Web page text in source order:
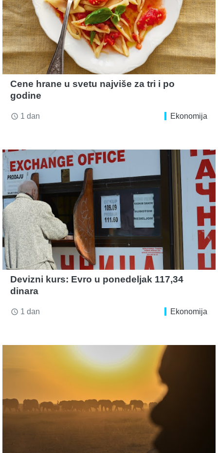
Cene hrane u svetu najviše za tri i po
godine
access_time 1 dan Ekonomija
Devizni kurs: Evro u ponedeljak 117,34
dinara
access_time 1 dan Ekonomija